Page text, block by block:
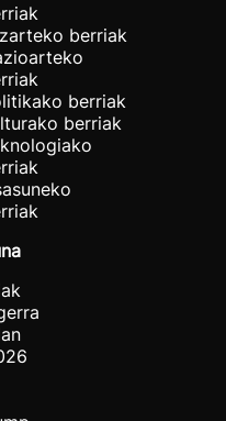
berriak
berriak
berriak